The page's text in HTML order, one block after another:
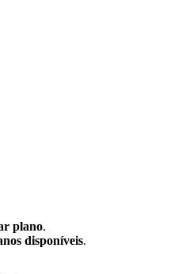
plano.
disponíveis.